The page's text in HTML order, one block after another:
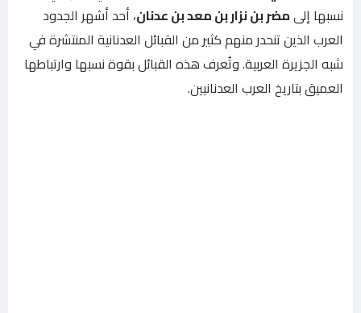
نسبها إلىمضر بن نزار بن معد بن عدنان، أحد أشهر الجدود
العرب الذين تنحدر منهم كثير من القبائل العدنانية المنتشرة في
شبه الجزيرة العربية. وتُعرف هذه القبائل بقوة نسبها وارتباطها
العميق بتاريخ العرب العدنانيين.